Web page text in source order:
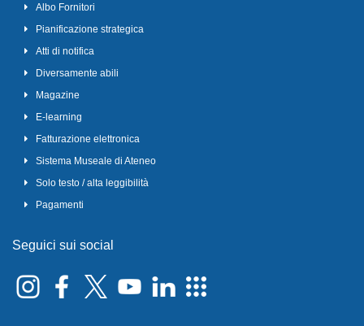
Albo Fornitori
Pianificazione strategica
Atti di notifica
Diversamente abili
Magazine
E-learning
Fatturazione elettronica
Sistema Museale di Ateneo
Solo testo / alta leggibilità
Pagamenti
Seguici sui social